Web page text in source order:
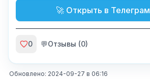
🚀 Открыть в Телеграм
0 💬Отзывы (0)
Обновлено: 2024-09-27 в 06:16